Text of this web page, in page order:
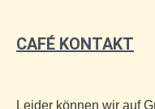
CAFÉ KONTAKT
Leider können wir auf